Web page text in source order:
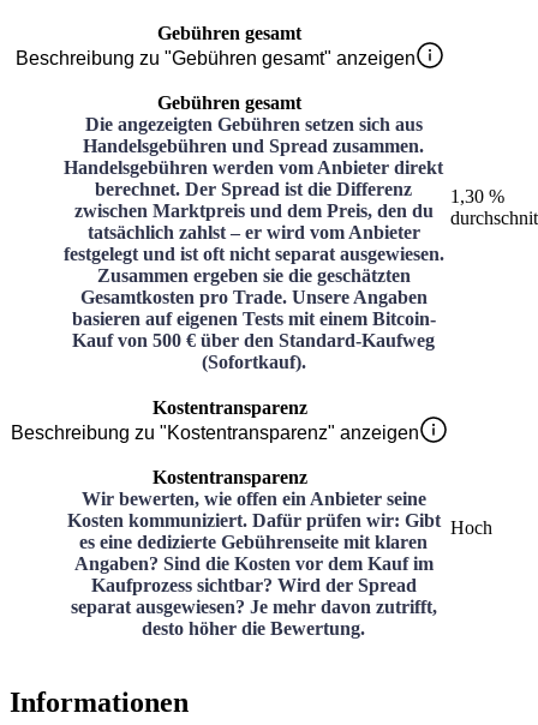
Gebühren gesamt
Beschreibung zu "Gebühren gesamt" anzeigen
Gebühren gesamt
Die angezeigten Gebühren setzen sich aus
Handelsgebühren und Spread zusammen.
Handelsgebühren werden vom Anbieter direkt
berechnet. Der Spread ist die Differenz
zwischen Marktpreis und dem Preis, den du
tatsächlich zahlst – er wird vom Anbieter
festgelegt und ist oft nicht separat ausgewiesen.
Zusammen ergeben sie die geschätzten
Gesamtkosten pro Trade. Unsere Angaben
basieren auf eigenen Tests mit einem Bitcoin-
Kauf von 500 € über den Standard-Kaufweg
(Sofortkauf).
1,30 %
Kostentransparenz
Beschreibung zu "Kostentransparenz" anzeigen
Kostentransparenz
Wir bewerten, wie offen ein Anbieter seine
Kosten kommuniziert. Dafür prüfen wir: Gibt
es eine dedizierte Gebührenseite mit klaren
Angaben? Sind die Kosten vor dem Kauf im
Kaufprozess sichtbar? Wird der Spread
separat ausgewiesen? Je mehr davon zutrifft,
desto höher die Bewertung.
Hoch
Informationen